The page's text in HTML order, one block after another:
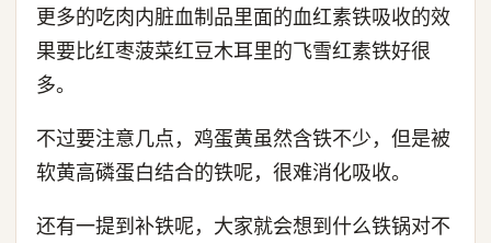
更多的吃肉内脏血制品里面的血红素铁吸收的效
果要比红枣菠菜红豆木耳里的飞雪红素铁好很
多。
不过要注意几点，鸡蛋黄虽然含铁不少，但是被
软黄高磷蛋白结合的铁呢，很难消化吸收。
还有一提到补铁呢，大家就会想到什么铁锅对不